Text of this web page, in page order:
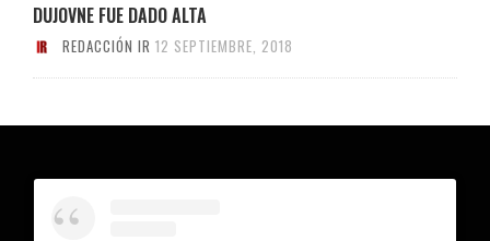
DUJOVNE FUE DADO ALTA
REDACCIÓN IR 12 SEPTIEMBRE, 2018